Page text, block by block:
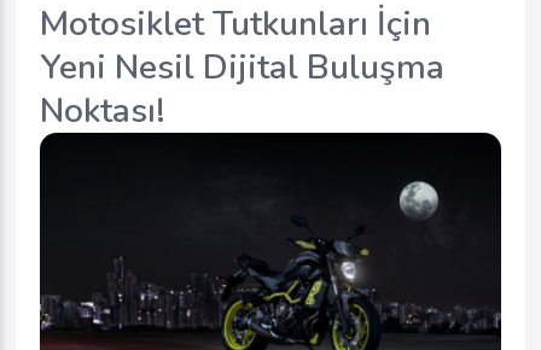
Motosiklet Tutkunları İçin
Yeni Nesil Dijital Buluşma
Noktası!